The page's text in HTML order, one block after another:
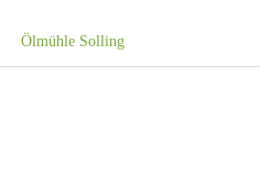
Ölmühle Solling